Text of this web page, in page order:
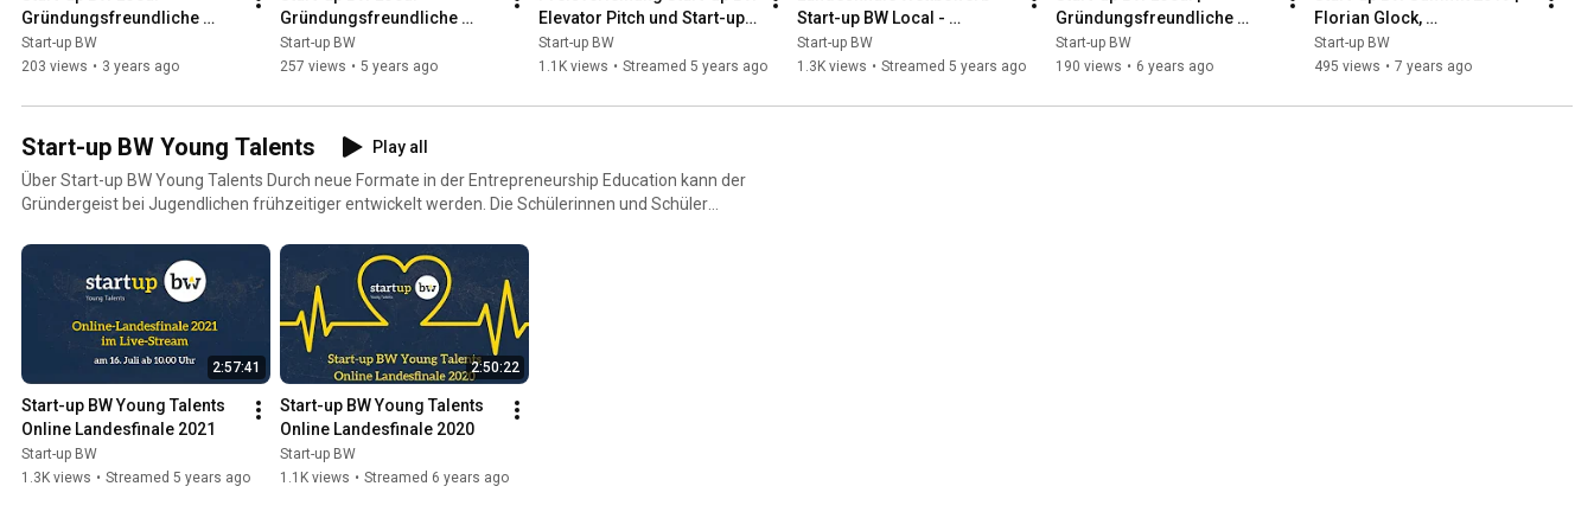
Gründungsfreundliche
Kommune 2022/2023
Start-up BW
203 views • 3 years ago
Gründungsfreundliche
Kommune 2020/2021
Start-up BW
257 views • 5 years ago
Elevator Pitch und Start-up
BW Local
Start-up BW
1.1K views • Streamed 5 years ago
Start-up BW Local -
Gründungsfreundliche
Kommune
Start-up BW
1.3K views • Streamed 5 years ago
Gründungsfreundliche
Kommune | Rückblick
Wettbewerb 2018/2019
Start-up BW
190 views • 6 years ago
Florian Glock,
Bürgermeister Magstadt, im
Interview
Start-up BW
495 views • 7 years ago
Start-up BW Young Talents
Play all
Über Start-up BW Young Talents Durch neue Formate in der Entrepreneurship Education kann der
Gründergeist bei Jugendlichen frühzeitiger entwickelt werden. Die Schülerinnen und Schüler
Köpfe lernen auf diese Weise Arbeitsmethoden von Gründerinnen, Gründern und Start-ups
kennen. Darüber hinaus wird die berufliche Selbständigkeit als möglicher Karriereweg vorgestellt.
Die Maßnahmen von Start-up BW Young Talents verfolgen das Ziel, sogenannte
„Chancengründer“ zu generieren, die einen positiven Beitrag zu einer wachsenden
Gründungsdynamik leisten können. Weiterführende Informationen rund um die Aktivitäten der
Startup-BW Young Talents finden Sie unter https://www.startupbw.de/themen/young-talents/
und bleiben Sie so automatisch auf dem Laufenden zu den Aktivitäten von Start-up BW Young
Talents!
2:57:41
Start-up BW Young Talents
Online Landesfinale 2021
Start-up BW
1.3K views • Streamed 5 years ago
2:50:22
Start-up BW Young Talents
Online Landesfinale 2020
Start-up BW
1.1K views • Streamed 6 years ago